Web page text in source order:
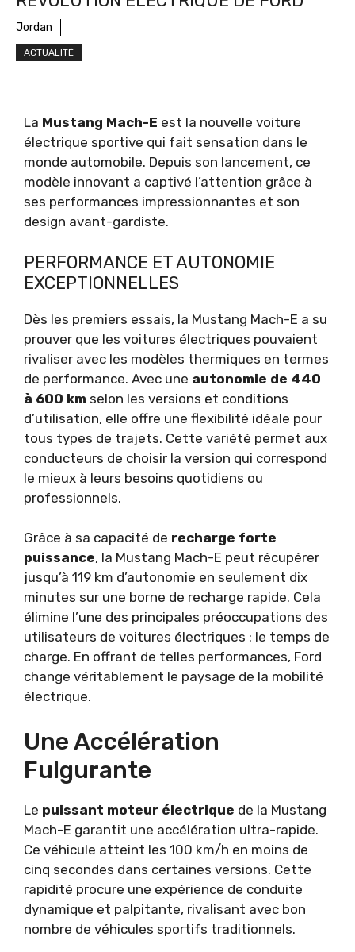
Jordan
ACTUALITÉ
La Mustang Mach-E est la nouvelle voiture
électrique sportive qui fait sensation dans le
monde automobile. Depuis son lancement, ce
modèle innovant a captivé l’attention grâce à
ses performances impressionnantes et son
design avant-gardiste.
PERFORMANCE ET AUTONOMIE
EXCEPTIONNELLES
Dès les premiers essais, la Mustang Mach-E a su
prouver que les voitures électriques pouvaient
rivaliser avec les modèles thermiques en termes
de performance. Avec une autonomie de 440
à 600 km selon les versions et conditions
d’utilisation, elle offre une flexibilité idéale pour
tous types de trajets. Cette variété permet aux
conducteurs de choisir la version qui correspond
le mieux à leurs besoins quotidiens ou
professionnels.
Grâce à sa capacité de recharge forte
puissance, la Mustang Mach-E peut récupérer
jusqu’à 119 km d’autonomie en seulement dix
minutes sur une borne de recharge rapide. Cela
élimine l’une des principales préoccupations des
utilisateurs de voitures électriques : le temps de
charge. En offrant de telles performances, Ford
change véritablement le paysage de la mobilité
électrique.
Une Accélération
Fulgurante
Le puissant moteur électrique de la Mustang
Mach-E garantit une accélération ultra-rapide.
Ce véhicule atteint les 100 km/h en moins de
cinq secondes dans certaines versions. Cette
rapidité procure une expérience de conduite
dynamique et palpitante, rivalisant avec bon
nombre de véhicules sportifs traditionnels.